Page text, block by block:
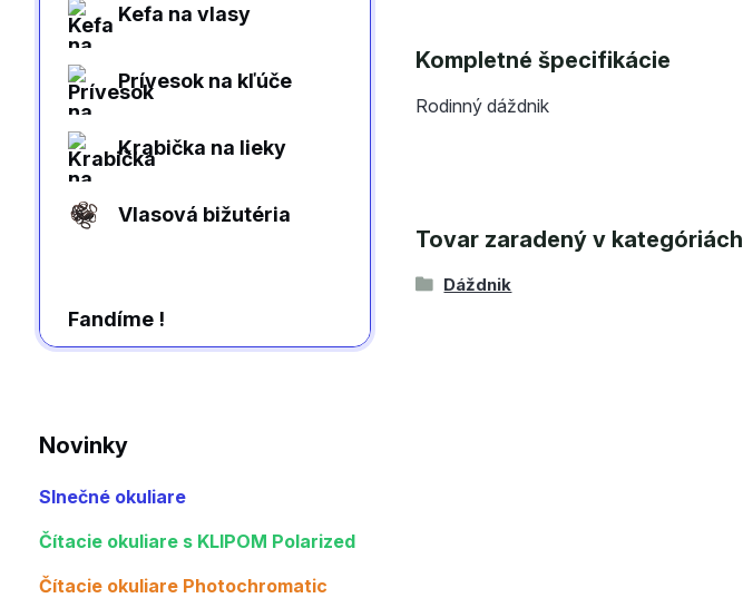
Kefa na vlasy
Prívesok na kľúče
Krabička na lieky
Vlasová bižutéria
Fandíme !
Novinky
Slnečné okuliare
Čítacie okuliare s KLIPOM Polarized
Čítacie okuliare Photochromatic
Kompletné špecifikácie
Rodinný dáždnik
Tovar zaradený v kategóriách
Dáždnik